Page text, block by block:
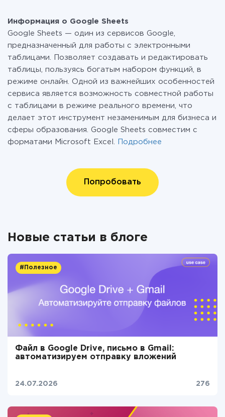
Информация о Google Sheets
Google Sheets — один из сервисов Google,
предназначенный для работы с электронными
таблицами. Позволяет создавать и редактировать
таблицы, пользуясь богатым набором функций, в
режиме онлайн. Одной из важнейших особенностей
сервиса является возможность совместной работы
c таблицами в режиме реального времени, что
делает этот инструмент незаменимым для бизнеса и
сферы образования. Google Sheets совместим с
форматами Microsoft Excel.
Подробнее
Попробовать
Новые статьи в блоге
#Полезное
Файл в Google Drive, письмо в Gmail:
автоматизируем отправку вложений
24.07.2026 276